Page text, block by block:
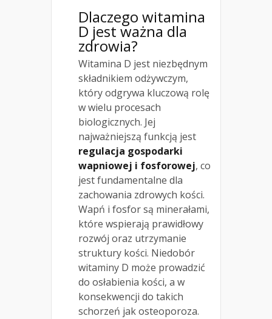
Dlaczego witamina
D jest ważna dla
zdrowia?
Witamina D jest niezbędnym
składnikiem odżywczym,
który odgrywa kluczową rolę
w wielu procesach
biologicznych. Jej
najważniejszą funkcją jest
regulacja gospodarki
wapniowej i fosforowej, co
jest fundamentalne dla
zachowania zdrowych kości.
Wapń i fosfor są minerałami,
które wspierają prawidłowy
rozwój oraz utrzymanie
struktury kości. Niedobór
witaminy D może prowadzić
do osłabienia kości, a w
konsekwencji do takich
schorzeń jak osteoporoza.